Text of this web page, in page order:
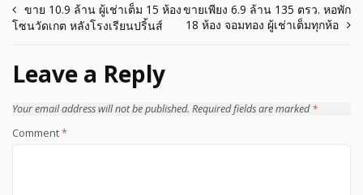
Post
ขาย 10.9 ล้าน ผู้เช่าเต็ม 15 ห้อง
โซนวัดเกต หลังโรงเรียนปริ้นส์
ขายเพียง 6.9 ล้าน 135 ตรว. หอพัก
18 ห้อง จอมทอง ผู้เช่าเต็มทุกห้อ
Leave a Reply
Your email address will not be published. Required fields are marked*
Comment*